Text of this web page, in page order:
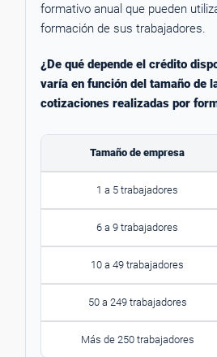
formativo anual que pueden
formación de sus trabajadores.
¿De qué depende el crédito
varía en función del tamaño de
cotizaciones realizadas por
Tamaño de empresa
1 a 5 trabajadores
6 a 9 trabajadores
10 a 49 trabajadores
50 a 249 trabajadores
Más de 250 trabajadores